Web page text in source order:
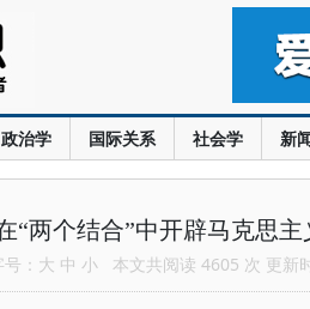
政治学 国际关系 社会学 新
“两个结合”中开辟马克思
： 大 中 小 本文共阅读 4605 次 更新